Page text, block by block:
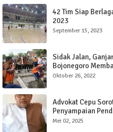
42 Tim Siap
2023
September 15, 2023
Sidak Jalan,
Bojonegoro
Oktober 26, 2022
Advokat Cepu
Penyampaian
Mei 02, 2025